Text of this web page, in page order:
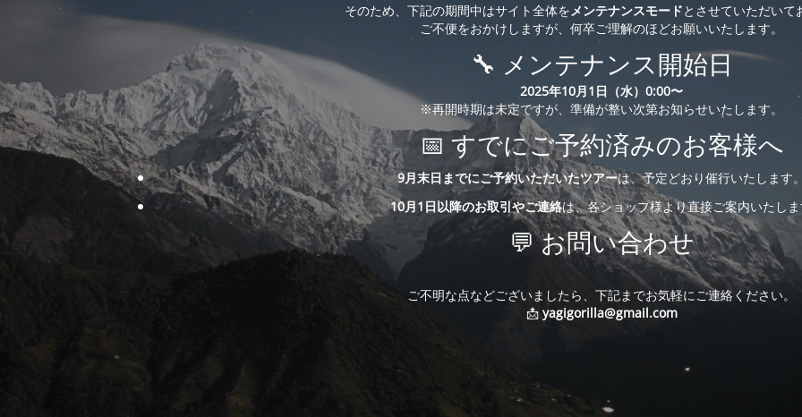
そのため、下記の期間中はサイト全体を メンテナンスモードとさせていただいて
ご不便をおかけしますが、何卒ご理解のほどお願いいたします。
🔧 メンテナンス開始日
2025年10月1日（水）0:00〜
※再開時期は未定ですが、準備が整い次第お知らせいたします。
📅 すでにご予約済みのお客様へ
9月末日までにご予約いただいたツアーは、予定どおり催行いたします
10月1日以降のお取引やご連絡は、各ショップ様より直接ご案内いたし
💬 お問い合わせ
ご不明な点などございましたら、下記までお気軽にご連絡ください。
📩 yagigorilla@gmail.com